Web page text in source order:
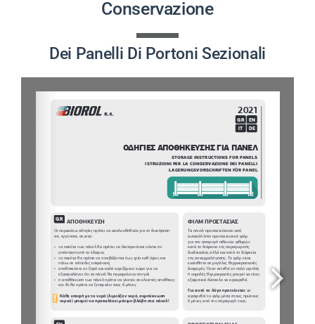
Conservazione
Dei Panelli Di Portoni Sezionali